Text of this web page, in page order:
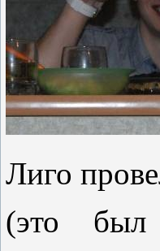
Лиго
(это